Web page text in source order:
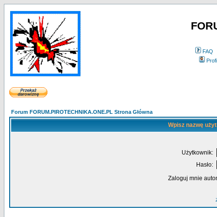
FAQ
Forum FORUM.PIROTECHNIKA.ONE.PL Strona Główna
Wpisz nazwę
Użytkownik:
Hasło:
Zaloguj mnie